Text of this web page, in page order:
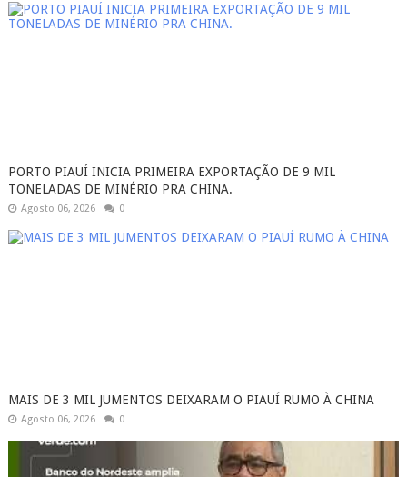
PORTO PIAUÍ INICIA PRIMEIRA EXPORTAÇÃO DE 9 MIL
TONELADAS DE MINÉRIO PRA CHINA.
Agosto 06, 2026 0
MAIS DE 3 MIL JUMENTOS DEIXARAM O PIAUÍ RUMO À CHINA
Agosto 06, 2026 0